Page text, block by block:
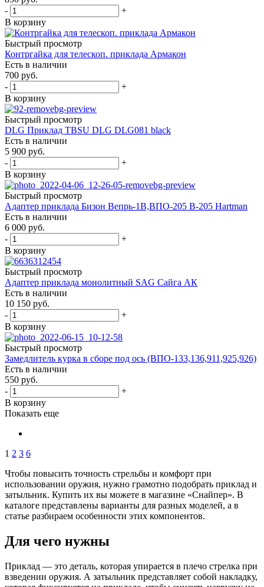
-
+
В корзину
Быстрый просмотр
Контргайка для телескоп. приклада Армакон
Есть в наличии
700 руб.
-
+
В корзину
Быстрый просмотр
DLG Приклад TBSU DLG DLG081 black
Есть в наличии
5 900 руб.
-
+
В корзину
Быстрый просмотр
Адаптер приклада Бизон Вепрь-1В,ВПО-205 В-205 Hartman
Есть в наличии
6 000 руб.
-
+
В корзину
Быстрый просмотр
Адаптер приклада монолитный SAG Сайга АК
Есть в наличии
10 150 руб.
-
+
В корзину
Быстрый просмотр
Замедлитель курка в сборе под ось (ВПО-133,136,911,925,926)
Есть в наличии
550 руб.
-
+
В корзину
Показать еще
1 2 3 6
Чтобы повысить точность стрельбы и комфорт при
использовании оружия, нужно грамотно подобрать приклад и
затыльник. Купить их вы можете в магазине «Снайпер». В
каталоге представлены варианты для разных моделей, а в
статье разбираем особенности этих компонентов.
Для чего нужны
Приклад — это деталь, которая упирается в плечо стрелка при
взведении оружия. А затыльник представляет собой накладку,